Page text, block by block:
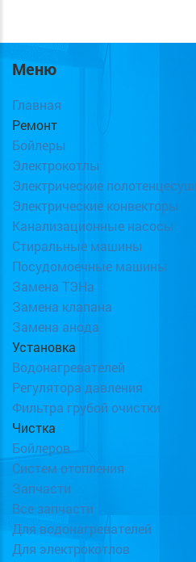
Меню
Главная
Ремонт
Бойлеры
Электрокотлы
Электрические
Электрические конвекторы
Канализационные насосы
Стиральные машины
Посудомоечные машины
Замена ТЭНа
Замена клапана
Замена анода
Установка
Водонагревателей
Регулятора давления
Фильтра грубой очистки
Чистка
Бойлеров
Систем отопления
Запчасти
Все запчасти
Для водонагревателей
Для электрокотлов